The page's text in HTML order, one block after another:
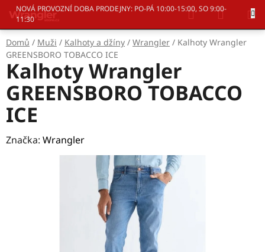
Přejít
obsah
NOVÁ PROVOZNÍ DOBA PRODEJNY: PO-PÁ 10:00-15:00, SO 9:00-
11:30
Hledat
KOŠÍK
Domů / Muži / Kalhoty a džíny / Wrangler / Kalhoty Wrangler
GREENSBORO TOBACCO ICE
Kalhoty Wrangler
GREENSBORO TOBACCO
ICE
Značka: Wrangler